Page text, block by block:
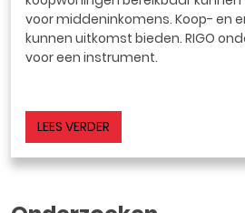
voor middeninkomens. Koop- en
kunnen uitkomst bieden. RIGO
voor een instrument.
LEES VERDER